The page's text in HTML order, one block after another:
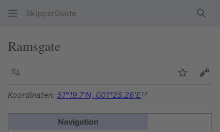
SkipperGuide
Ramsgate
Sprache
Koordinaten: 51°19.7'N, 001°25.26'E
Navigation